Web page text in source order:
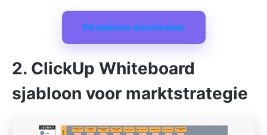
Dit sjabloon downloaden
2. ClickUp Whiteboard
sjabloon voor marktstrategie